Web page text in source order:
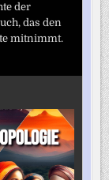
der
das den
mitnimmt.